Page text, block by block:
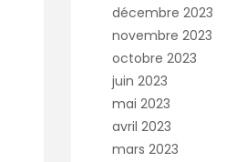
décembre 2023
novembre 2023
octobre 2023
juin 2023
mai 2023
avril 2023
mars 2023